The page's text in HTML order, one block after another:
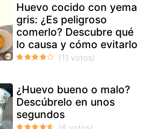
Huevo cocido con yema
gris: ¿Es peligroso
comerlo? Descubre qué
lo causa y cómo evitarlo
¿Huevo bueno o malo?
Descúbrelo en unos
segundos